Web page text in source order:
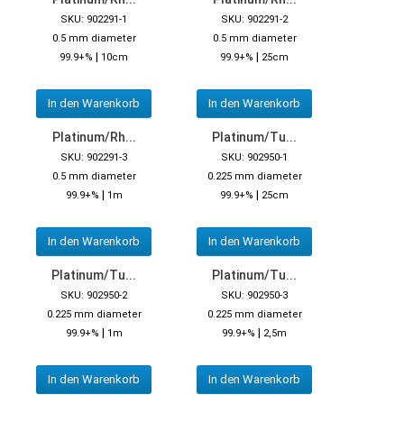
SKU: 902291-1
0.5 mm diameter
99.9+% | 10cm
In den Warenkorb
SKU: 902291-2
0.5 mm diameter
99.9+% | 25cm
In den Warenkorb
Platinum/Rh...
SKU: 902291-3
0.5 mm diameter
99.9+% | 1m
In den Warenkorb
Platinum/Tu...
SKU: 902950-1
0.225 mm diameter
99.9+% | 25cm
In den Warenkorb
Platinum/Tu...
SKU: 902950-2
0.225 mm diameter
99.9+% | 1m
In den Warenkorb
Platinum/Tu...
SKU: 902950-3
0.225 mm diameter
99.9+% | 2,5m
In den Warenkorb